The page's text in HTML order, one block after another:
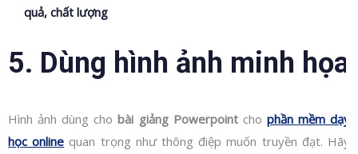
quả, chất lượng
5. Dùng hình ảnh minh họa
Hình ảnh dùng chobài giảng Powerpoint cho phần mềm dạy
học online quan trọng như thông điệp muốn truyền đạt. Hãy